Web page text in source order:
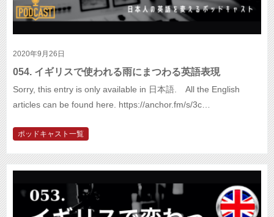
2020年9月26日
054. イギリスで使われる雨にまつわる英語表現
Sorry, this entry is only available in 日本語. All the English
articles can be found here. https://anchor.fm/s/3c…
ポッドキャスト一覧